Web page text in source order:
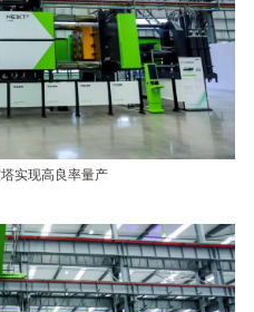
实现高良率量产